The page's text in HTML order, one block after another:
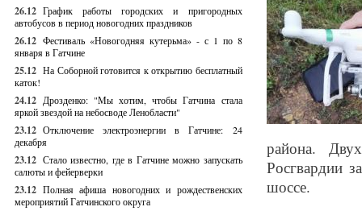
26.12 График работы городских и пригородных
автобусов в период новогодних праздников
26.12 Фестиваль «Новогодняя кутерьма» - с 1 по 8
января в Гатчине
25.12 На Соборной готовится к открытию бесплатный
каток!
24.12 Дрозденко: "Мы хотим, чтобы Гатчина стала
яркой звездой на небосводе Ленобласти"
23.12 Отключение электроэнергии в Гатчине: 24
декабря
23.12 Стало известно, где в Гатчине можно запускать
салюты и фейерверки
23.12 Полная афиша новогодних и рождественских
мероприятий Гатчинского округа
района.
Росгвардии
шоссе.